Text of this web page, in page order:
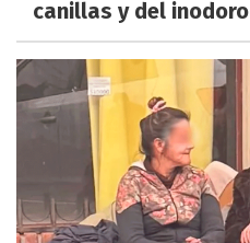
canillas y del inodoro